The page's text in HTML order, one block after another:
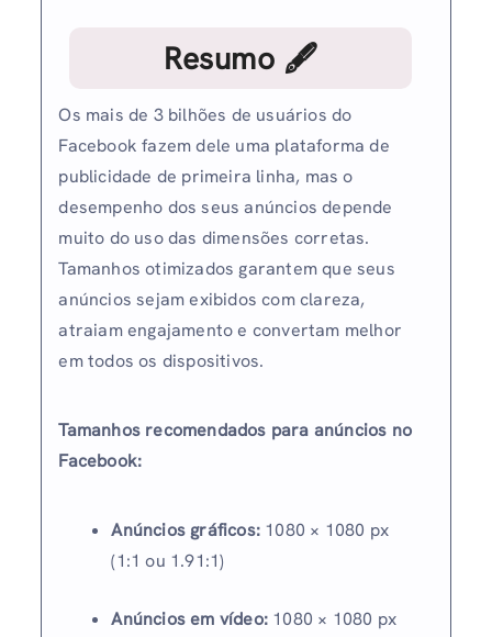
Resumo 🖋
Os mais de 3 bilhões de usuários do
Facebook fazem dele uma plataforma de
publicidade de primeira linha, mas o
desempenho dos seus anúncios depende
muito do uso das dimensões corretas.
Tamanhos otimizados garantem que seus
anúncios sejam exibidos com clareza,
atraiam engajamento e convertam melhor
em todos os dispositivos.
Tamanhos recomendados para anúncios no
Facebook:
Anúncios gráficos: 1080 × 1080 px
(1:1 ou 1.91:1)
Anúncios em vídeo: 1080 × 1080 px